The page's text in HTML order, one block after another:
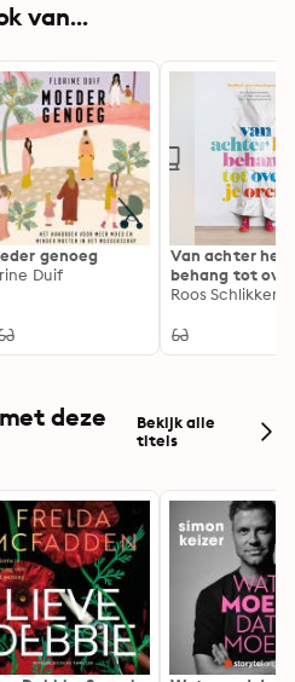
van...
genoeg
Duif
Van achter het
behang tot
oren: handboek
deze
Bekijk alle
titels